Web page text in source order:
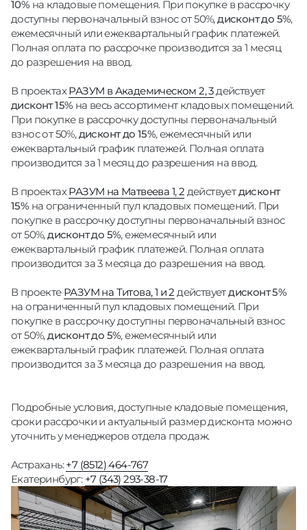
10% на кладовые помещения. При покупке в рассрочку
доступны первоначальный взнос от 50%,дисконт до 5%,
ежемесячный или ежеквартальный график платежей.
Полная оплата по рассрочке производится за 1 месяц
до разрешения на ввод.
В проектахРАЗУМ в Академическом 2, 3действует
дисконт 15% на весь ассортимент кладовых помещений.
При покупке в рассрочку доступны первоначальный
взнос от 50%,дисконт до 15%, ежемесячный или
ежеквартальный график платежей. Полная оплата
производится за 1 месяц до разрешения на ввод.
В проектахРАЗУМ на Матвеева 1, 2 действуетдисконт
15% на ограниченный пул кладовых помещений. При
покупке в рассрочку доступны первоначальный взнос
от 50%,дисконт до 5%, ежемесячный или
ежеквартальный график платежей. Полная оплата
производится за 3 месяца до разрешения на ввод.
В проекте РАЗУМ на Титова, 1 и 2 действуетдисконт 5%
на ограниченный пул кладовых помещений. При
покупке в рассрочку доступны первоначальный взнос
от 50%,дисконт до 5%, ежемесячный или
ежеквартальный график платежей. Полная оплата
производится за 3 месяца до разрешения на ввод.
Подробные условия, доступные кладовые помещения,
сроки рассрочки и актуальный размер дисконта можно
уточнить у менеджеров отдела продаж.
Астрахань:+7 (8512) 464-767
Екатеринбург: +7 (343) 293-38-17